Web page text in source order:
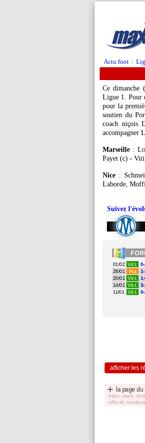
Actu foot >
Ce dimanche
Ligue 1. Pour
pour la
soutien du
coach niçois
accompagner
Marseille :
Payet (c) -
Nice :
Laborde,
Suivez
01/02 Vict.
28/01
Nul 1-
20/01 Vict.
14/01 Vict.
3-
11/01
Vict.
afficher les
la page
bilan, stats,
effectif,